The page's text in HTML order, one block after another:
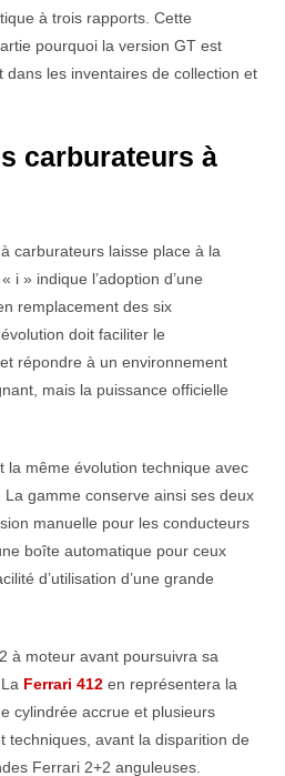
à trois rapports. Cette
pourquoi la version GT est
les inventaires de collection et
carburateurs à
carburateurs laisse place à la
« i » indique l’adoption d’une
remplacement des six
doit faciliter le
répondre à un environnement
mais la puissance officielle
la même évolution technique avec
. La gamme conserve ainsi ses deux
manuelle pour les conducteurs
boîte automatique pour ceux
d’utilisation d’une grande
à moteur avant poursuivra sa
Ferrari 412 en représentera la
cylindrée accrue et plusieurs
techniques, avant la disparition de
Ferrari 2+2 anguleuses.